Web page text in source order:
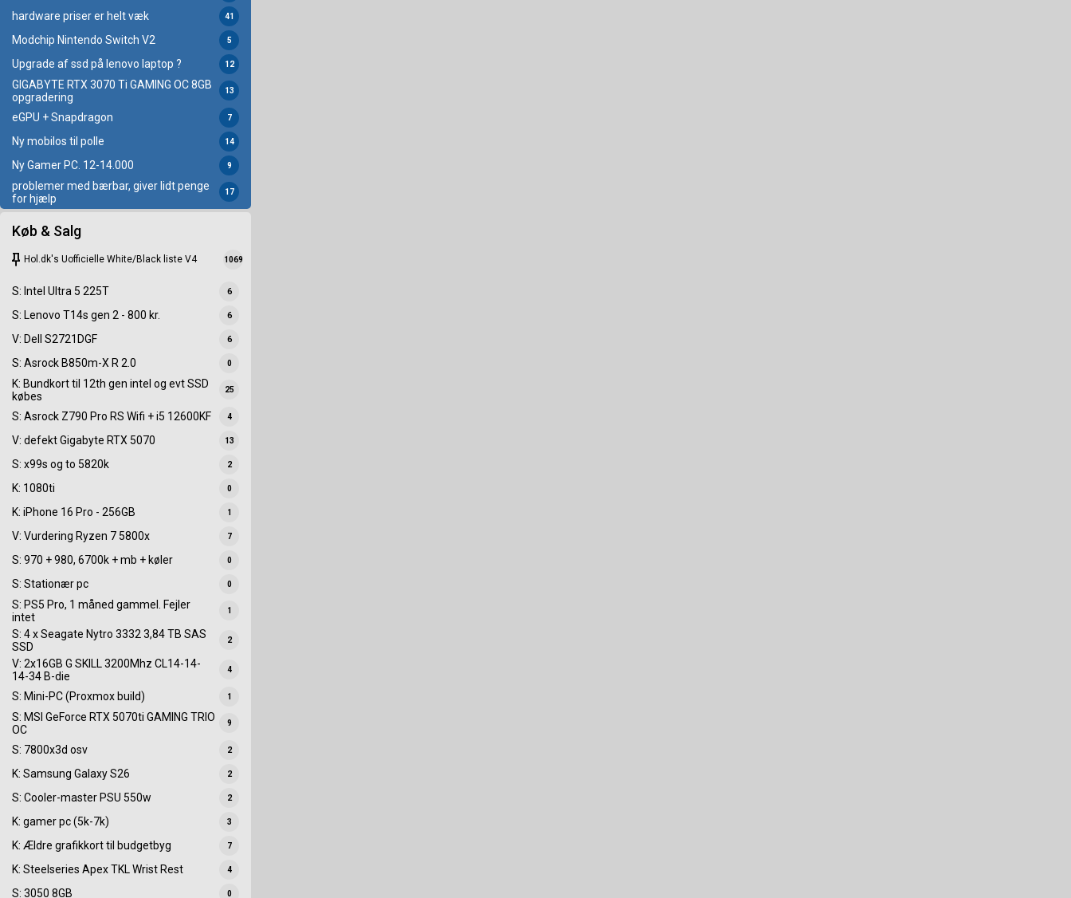
hardware priser er helt væk 41
Modchip Nintendo Switch V2 5
Upgrade af ssd på lenovo laptop ? 12
GIGABYTE RTX 3070 Ti GAMING OC 8GB
opgradering
13
eGPU + Snapdragon 7
Ny mobilos til polle 14
Ny Gamer PC. 12-14.000 9
problemer med bærbar, giver lidt penge
for hjælp
17
Køb & Salg
keep Hol.dk's Uofficielle White/Black liste V4 1069
S: Intel Ultra 5 225T 6
S: Lenovo T14s gen 2 - 800 kr. 6
V: Dell S2721DGF 6
S: Asrock B850m-X R 2.0 0
K: Bundkort til 12th gen intel og evt SSD
købes
25
S: Asrock Z790 Pro RS Wifi + i5 12600KF 4
V: defekt Gigabyte RTX 5070 13
S: x99s og to 5820k 2
K: 1080ti 0
K: iPhone 16 Pro - 256GB 1
V: Vurdering Ryzen 7 5800x 7
S: 970 + 980, 6700k + mb + køler 0
S: Stationær pc 0
S: PS5 Pro, 1 måned gammel. Fejler
intet
1
S: 4 x Seagate Nytro 3332 3,84 TB SAS
SSD
2
V: 2x16GB G SKILL 3200Mhz CL14-14-
14-34 B-die
4
S: Mini-PC (Proxmox build) 1
S: MSI GeForce RTX 5070ti GAMING TRIO
OC
9
S: 7800x3d osv 2
K: Samsung Galaxy S26 2
S: Cooler-master PSU 550w 2
K: gamer pc (5k-7k) 3
K: Ældre grafikkort til budgetbyg 7
K: Steelseries Apex TKL Wrist Rest 4
S: 3050 8GB 0